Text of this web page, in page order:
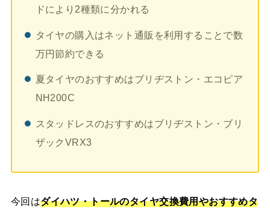
ドにより2種類に分かれる
タイヤの購入はネット通販を利用することで数
万円節約できる
夏タイヤのおすすめはブリヂストン・エコピア
NH200C
スタッドレスのおすすめはブリヂストン・ブリ
ザックVRX3
今回はダイハツ・トールのタイヤ交換費用やおすすめタ